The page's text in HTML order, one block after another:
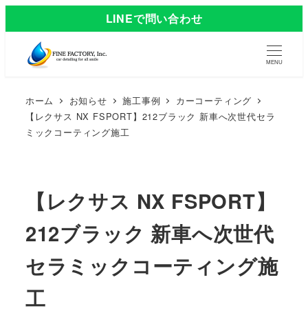
LINEで問い合わせ
MENU
ホーム お知らせ 施工事例
カーコーティング
【レクサス NX FSPORT】212ブラック 新車へ次世代セラ
ミックコーティング施工
【レクサス NX FSPORT】
212ブラック 新車へ次世代
セラミックコーティング施
工